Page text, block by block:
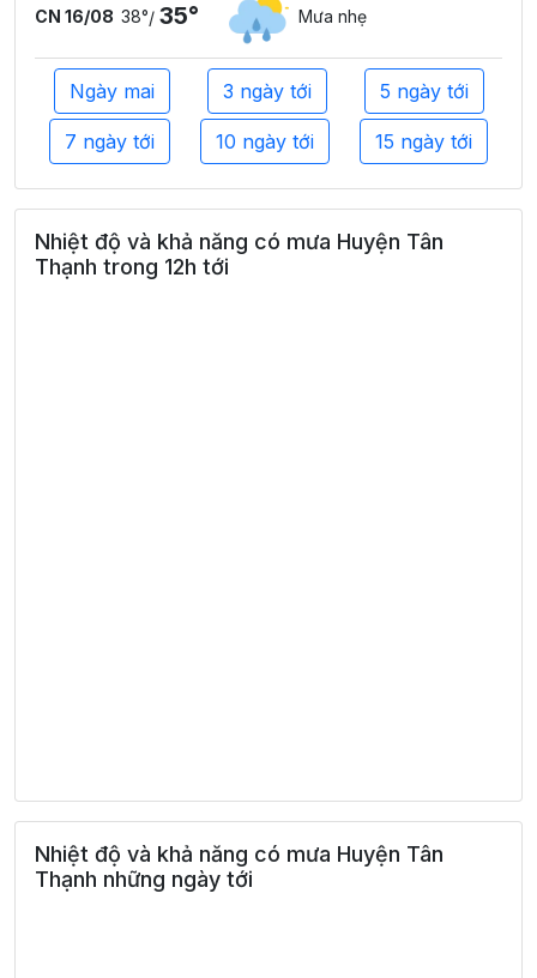
CN 16/08 38°/ 35° Mưa nhẹ
Ngày mai 3 ngày tới 5 ngày tới
7 ngày tới 10 ngày tới 15 ngày tới
Nhiệt độ và khả năng có mưa Huyện Tân
Thạnh trong 12h tới
Nhiệt độ và khả năng có mưa Huyện Tân
Thạnh những ngày tới